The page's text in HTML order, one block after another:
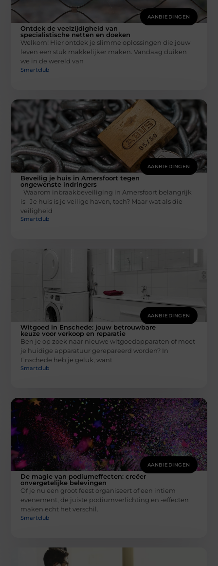
AANBIEDINGEN
Ontdek de veelzijdigheid van
specialistische netten en doeken
Welkom! Hier ontdek je slimme oplossingen die jouw
leven een stuk makkelijker maken. Vandaag duiken
we in de wereld van
Smartclub
AANBIEDINGEN
Beveilig je huis in Amersfoort tegen
ongewenste indringers
Waarom inbraakbeveiliging in Amersfoort belangrijk
is Je huis is je veilige haven, toch? Maar wat als die
veiligheid
Smartclub
AANBIEDINGEN
Witgoed in Enschede: jouw betrouwbare
keuze voor verkoop en reparatie
Ben je op zoek naar nieuwe witgoedapparaten of moet
je huidige apparatuur gerepareerd worden? In
Enschede heb je geluk, want
Smartclub
AANBIEDINGEN
De magie van podiumeffecten: creëer
onvergetelijke belevingen
Of je nu een groot feest organiseert of een intiem
evenement, de juiste podiumverlichting en -effecten
maken echt het verschil.
Smartclub